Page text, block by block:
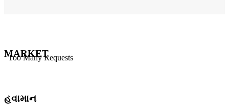
MARKET
હવામાન